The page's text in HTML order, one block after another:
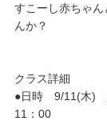
すこーし赤ちゃ
んか？
クラス詳細
●日時 9/11(木)
11：00